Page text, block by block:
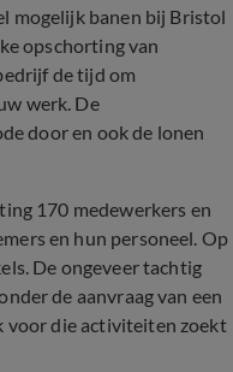
mogelijk banen bij Bristol
opschorting van
de tijd om
werk. De
door en ook de lonen
170 medewerkers en
en hun personeel. Op
De ongeveer tachtig
de aanvraag van een
voor die activiteiten zoekt